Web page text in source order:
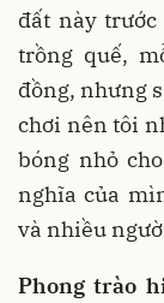
đất này
trồng quế,
đồng, nhưng
chơi nên tôi
bóng nhỏ
nghĩa của
và nhiều
Phong trào